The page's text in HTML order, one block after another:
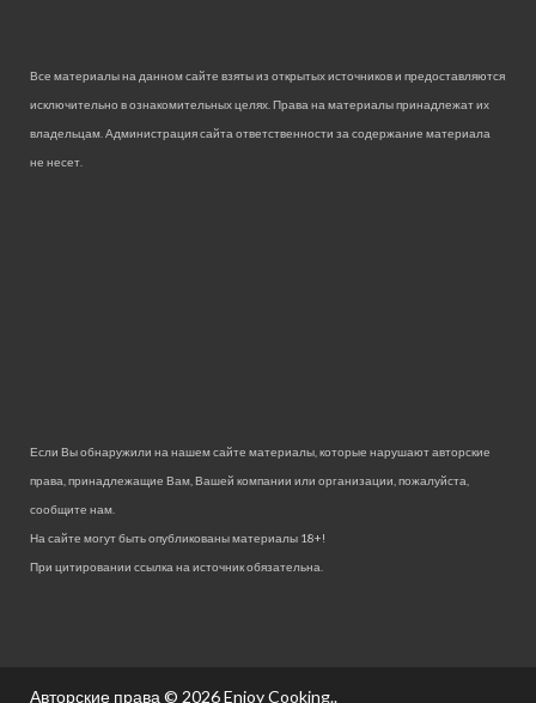
Все материалы на данном сайте взяты из открытых источников и предоставляются
исключительно в ознакомительных целях. Права на материалы принадлежат их
владельцам. Администрация сайта ответственности за содержание материала
не несет.
Если Вы обнаружили на нашем сайте материалы, которые нарушают авторские
права, принадлежащие Вам, Вашей компании или организации, пожалуйста,
сообщите нам.
На сайте могут быть опубликованы материалы 18+!
При цитировании ссылка на источник обязательна.
Авторские права © 2026Enjoy Cooking..